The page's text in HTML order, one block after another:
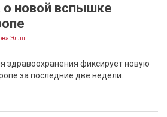
новой вспышке
Элля
здравоохранения фиксирует новую
за последние две недели.